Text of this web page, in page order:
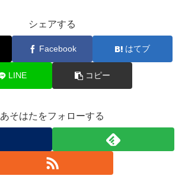
シェアする
Facebook はてブ
LINE コピー
あそはたをフォローする